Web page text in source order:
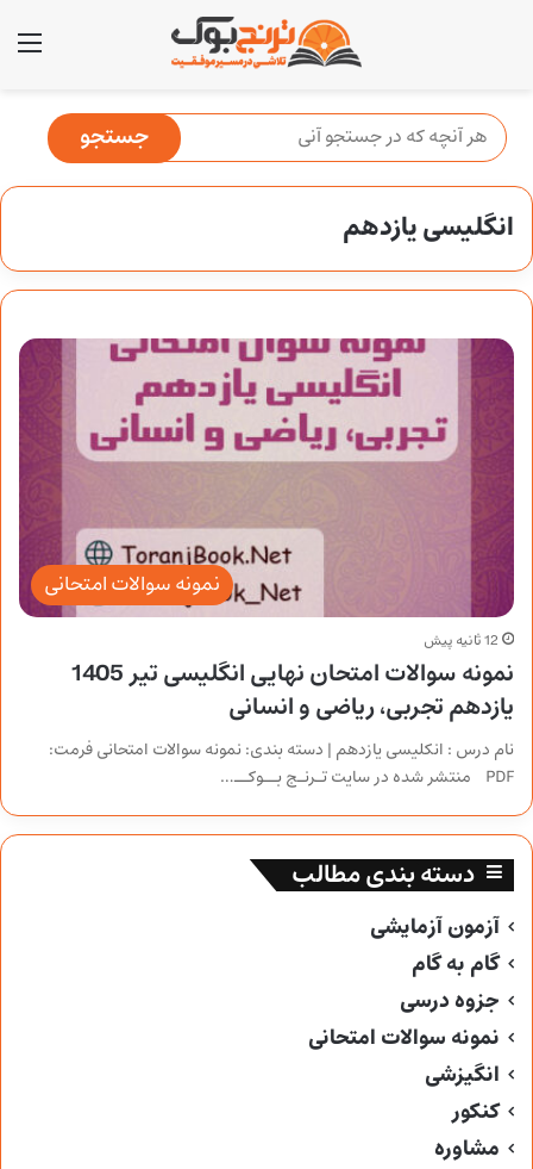
انگلیسی یازدهم
نمونه سوالات امتحانی
12 ثانیه پیش
نمونه سوالات امتحان نهایی انگلیسی تیر 1405
یازدهم تجربی، ریاضی و انسانی
نام درس : انکلیسی یازدهم | دسته بندی: نمونه سوالات امتحانی فرمت:
PDF منتشر شده در سایت تـرنـج بــوکــ…
دسته بندی مطالب
آزمون آزمایشی
گام به گام
جزوه درسی
نمونه سوالات امتحانی
انگیزشی
کنکور
مشاوره